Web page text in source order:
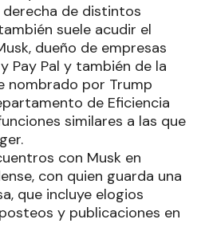
de distintos
suele acudir el
dueño de empresas
Pay Pal y también de la
nombrado por Trump
de Eficiencia
similares a las que
con Musk en
con quien guarda una
que incluye elogios
y publicaciones en